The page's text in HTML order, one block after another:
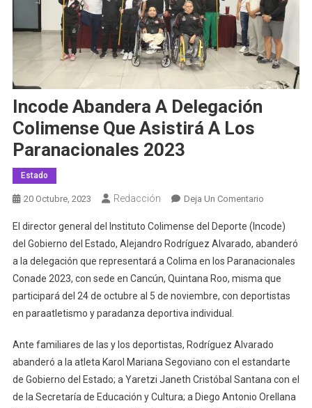
Incode Abandera A Delegación
Colimense Que Asistirá A Los
Paranacionales 2023
Estado
20 Octubre, 2023 Redacción Deja Un ComentarioEn
Abandera
A
Delegación
Colimense
Que
Los
El director general del Instituto Colimense del Deporte (Incode)
del Gobierno del Estado, Alejandro Rodríguez Alvarado, abanderó
a la delegación que representará a Colima en los Paranacionales
Conade 2023, con sede en Cancún, Quintana Roo, misma que
participará del 24 de octubre al 5 de noviembre, con deportistas
en paraatletismo y paradanza deportiva individual.
Ante familiares de las y los deportistas, Rodríguez Alvarado
abanderó a la atleta Karol Mariana Segoviano con el estandarte
de Gobierno del Estado; a Yaretzi Janeth Cristóbal Santana con el
de la Secretaría de Educación y Cultura; a Diego Antonio Orellana